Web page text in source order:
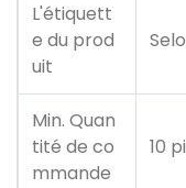
L'étiquett
e du prod
uit
Min. Quan
tité de co
mmande
10